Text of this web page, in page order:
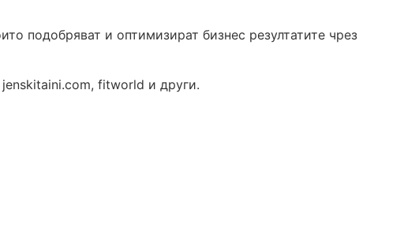
подобряват и оптимизират бизнес резултатите чрез
fitworld и други.